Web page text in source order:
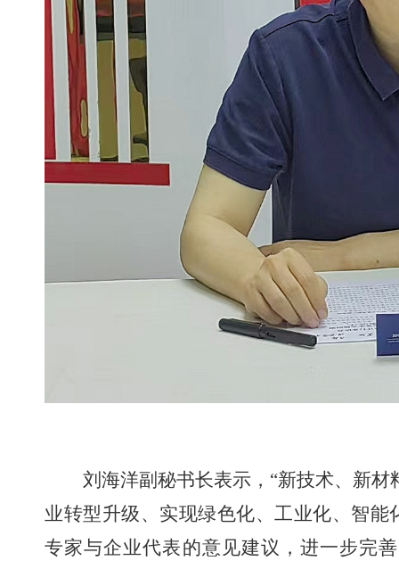
刘海洋副秘书长表示 ， “新技术、新材
业转型升级、实现绿色化、工业化、智
专家与企业代表的意见建议，进一步完